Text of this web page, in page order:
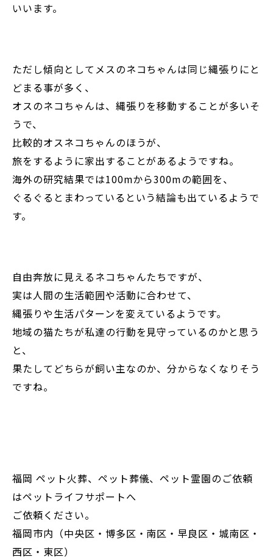
いいます。
ただし傾向としてメスのネコちゃんは同じ縄張りにと
どまる事が多く、
オスのネコちゃんは、縄張りを移動することが多いそ
うで、
比較的オスネコちゃんのほうが、
旅をするように家出することがあるようですね。
海外の研究結果では100mから300mの範囲を、
ぐるぐるとまわっているという結論も出ているようで
す。
自由奔放に見えるネコちゃんたちですが、
実は人間の生活範囲や活動に合わせて、
縄張りや生活パターンを変えているようです。
地域の猫たちが私達の行動を見守っているのかと思う
と、
果たしてどちらが飼い主なのか、分からなくなりそう
ですね。
福岡 ペット火葬、ペット葬儀、ペット霊園のご依頼
はペットライフサポートへ
ご依頼ください。
福岡市内（中央区・博多区・南区・早良区・城南区・
西区・東区）